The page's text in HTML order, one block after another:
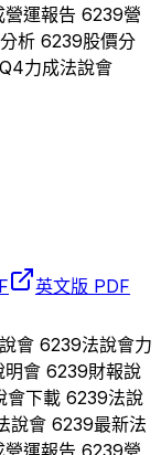
營運報告 6239營
析 6239股價分
4力成法說會
英文版 PDF
會 6239法說會力
明會 6239財報說
會下載 6239法說
說會 6239最新法